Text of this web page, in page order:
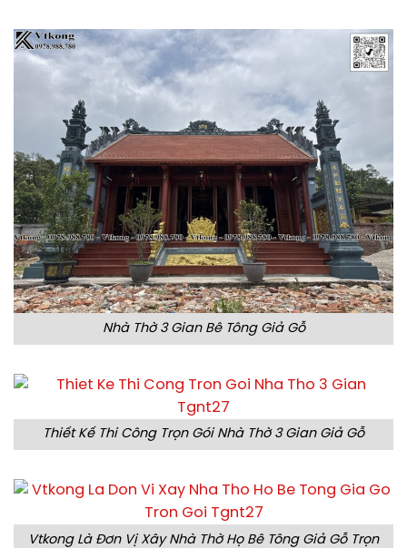
Nhà Thờ 3 Gian Bê Tông Giả Gỗ
Thiết Kế Thi Công Trọn Gói Nhà Thờ 3 Gian Giả Gỗ
Vtkong Là Đơn Vị Xây Nhà Thờ Họ Bê Tông Giả Gỗ Trọn